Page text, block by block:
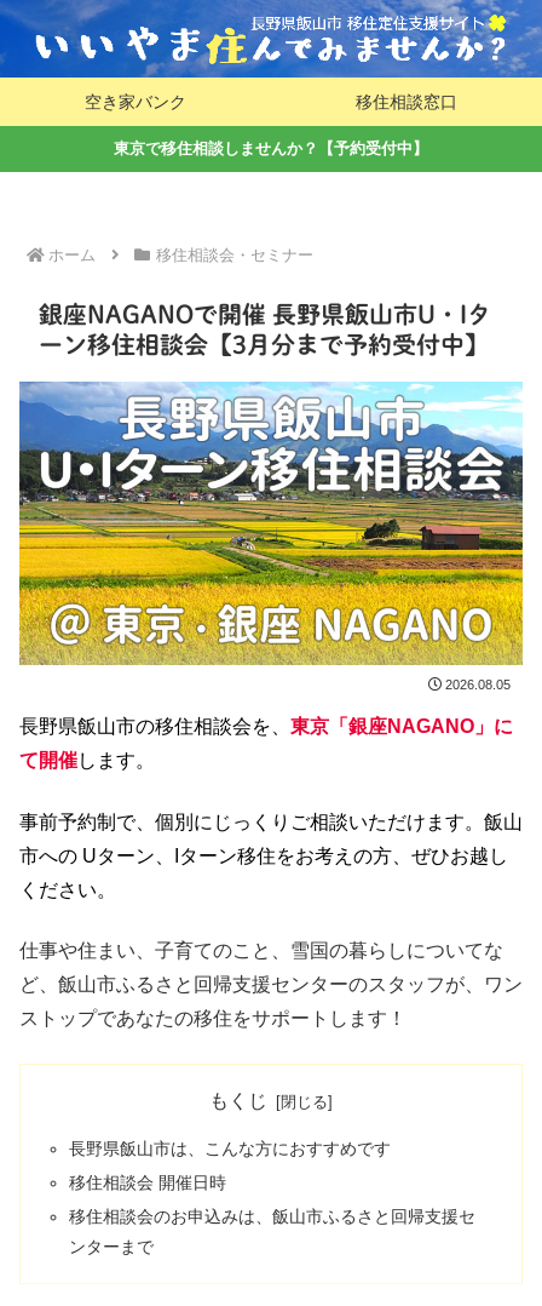
空き家バンク 移住相談窓口
東京で移住相談しませんか？【予約受付中】
ホーム 移住相談会・セミナー
銀座NAGANOで開催 長野県飯山市U・Iタ
ーン移住相談会【3月分まで予約受付中】
2026.08.05
長野県飯山市の移住相談会を、 東京「銀座NAGANO」 に
て開催します。
事前予約制で、個別にじっくりご相談いただけます。飯山
市への Uターン、Iターン移住をお考えの方、ぜひお越し
ください。
仕事や住まい、子育てのこと、雪国の暮らしについてな
ど、飯山市ふるさと回帰支援センターのスタッフが、ワン
ストップであなたの移住をサポートします！
もくじ
長野県飯山市は、こんな方におすすめです
移住相談会 開催日時
移住相談会のお申込みは、飯山市ふるさと回帰支援セ
ンターまで